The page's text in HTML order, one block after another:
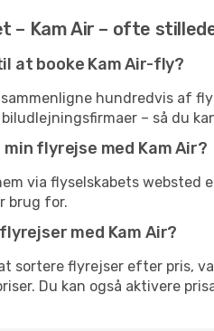
– Kam Air – ofte
at booke Kam Air-fly?
hundredvis af
– så du
flyrejse med Kam Air?
via flyselskabets websted
brug for.
med Kam Air?
sortere flyrejser efter pris,
Du kan også aktivere